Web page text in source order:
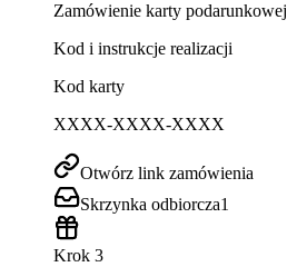
Zamówienie karty podarunkowej
Kod i instrukcje realizacji
Kod karty
XXXX-XXXX-XXXX
Otwórz link zamówienia
Skrzynka odbiorcza1
Krok 3